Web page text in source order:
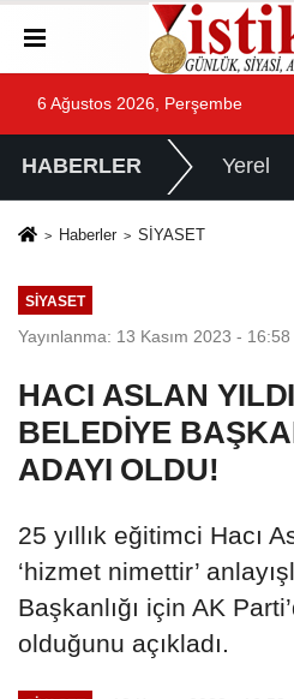
6 Ağustos 2026, Perşembe
HABERLER Yerel
Haberler SİYASET
SİYASET
Yayınlanma: 13 Kasım 2023 - 16:58
HACI ASLAN
BELEDİYE
ADAYI OLDU!
25 yıllık eğitimci Hacı
‘hizmet nimettir’
Başkanlığı için AK
olduğunu açıkladı.